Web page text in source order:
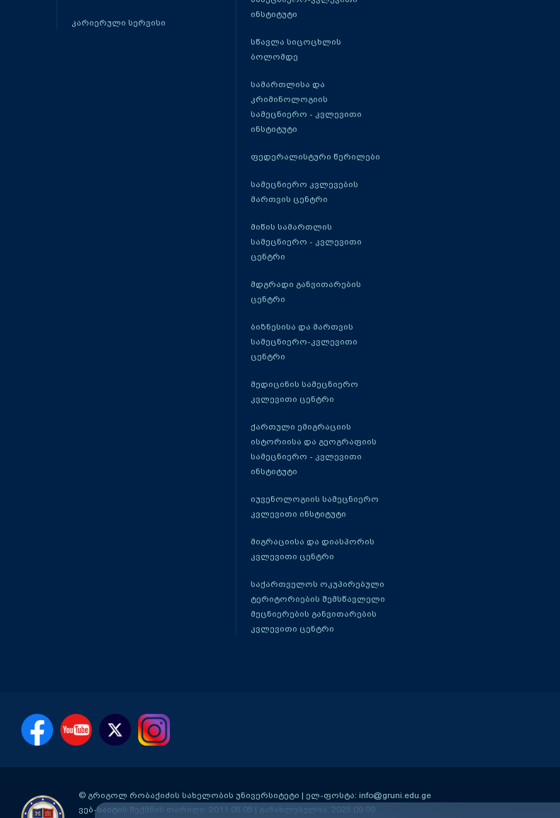
კარიერული სერვისი
ინსტიტუტი
სწავლა სიცოცხლის
ბოლომდე
სამართლისა და
კრიმინოლოგიის
სამეცნიერო - კვლევითი
ინსტიტუტი
ფედერალისტური წერილები
სამეცნიერო კვლევების
მართვის ცენტრი
მიწის სამართლის
სამეცნიერო - კვლევითი
ცენტრი
მდგრადი განვითარების
ცენტრი
ბიზნესისა და მართვის
სამეცნიერო-კვლევითი
ცენტრი
მედიცინის სამეცნიერო
კვლევითი ცენტრი
ქართული ემიგრაციის
ისტორიისა და გეოგრაფიის
სამეცნიერო - კვლევითი
ინსტიტუტი
იუვენოლოგიის სამეცნიერო
კვლევითი ინსტიტუტი
მიგრაციისა და დიასპორის
კვლევითი ცენტრი
საქართველოს ოკუპირებული
ტერიტორიების შემსწავლელი
მეცნიერების განვითარების
კვლევითი ცენტრი
© გრიგოლ რობაქიძის სახელობის უნივერსიტეტი | ელ-ფოსტა: info@gruni.edu.ge
ვებ-საიტის შექმნის თარიღი: 2011.05.05 | განახლებულია: 2025.09.09